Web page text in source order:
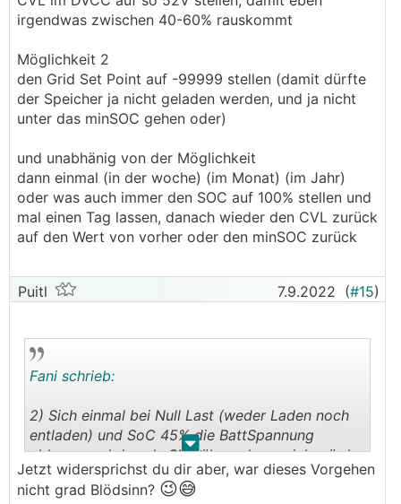
irgendwas zwischen 40-60% rauskommt
Möglichkeit 2
den Grid Set Point auf -99999 stellen (damit dürfte
der Speicher ja nicht geladen werden, und ja nicht
unter das minSOC gehen oder)
und unabhänig von der Möglichkeit
dann einmal (in der woche) (im Monat) (im Jahr)
oder was auch immer den SOC auf 100% stellen und
mal einen Tag lassen, danach wieder den CVL zurück
auf den Wert von vorher oder den minSOC zurück
Puitl 7.9.2022 (#15)
. .
Fani schrieb:
2) Sich einmal bei Null Last (weder Laden noch
entladen) und SoC 45% die BattSpannung
ablesen und das als CVL übernehmen, ich würde
eher etwas drüber gehen. Ganz in den Standby
schicken wirst deinen Speicher damit vermutlich
Jetzt widersprichst du dir aber, war dieses Vorgehen
nicht grad Blödsinn? 😉😅